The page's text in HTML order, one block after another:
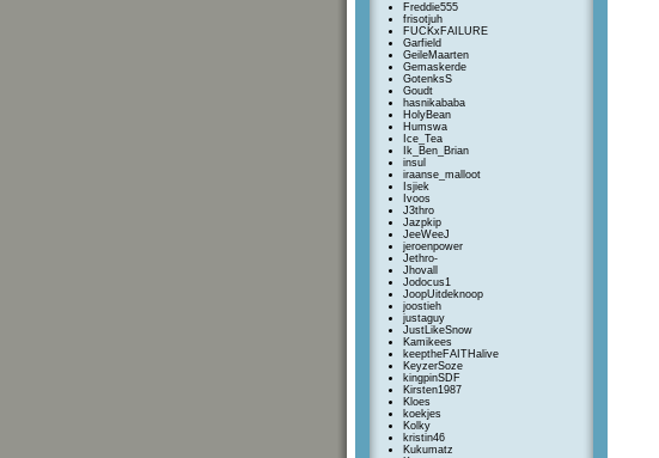
Freddie555
frisotjuh
FUCKxFAILURE
Garfield
GeileMaarten
Gemaskerde
GotenksS
Goudt
hasnikababa
HolyBean
Humswa
Ice_Tea
Ik_Ben_Brian
insul
iraanse_malloot
Isjiek
Ivoos
J3thro
Jazpkip
JeeWeeJ
jeroenpower
Jethro-
Jhovall
Jodocus1
JoopUitdeknoop
joostieh
justaguy
JustLikeSnow
Kamikees
keeptheFAITHalive
KeyzerSoze
kingpinSDF
Kirsten1987
Kloes
koekjes
Kolky
kristin46
Kukumatz